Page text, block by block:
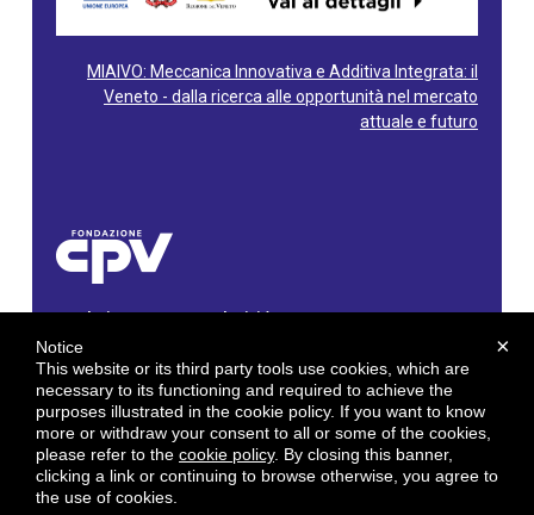
MIAIVO: Meccanica Innovativa e Additiva Integrata: il
Veneto - dalla ricerca alle opportunità nel mercato
attuale e futuro
Via Gioacchino Rossini, 60 - 36100 Vicenza - Italy
Tel. 0444/960500 - Fax 0444/1932220
C.F. e P. IVA: 02429800242
E-mail:info@cpv.org
E-mail certificata PEC: pec.cpv@legalmail.it
byGruppo 4 srl
×
Notice
This website or its third party tools use cookies, which are
necessary to its functioning and required to achieve the
purposes illustrated in the cookie policy. If you want to know
more or withdraw your consent to all or some of the cookies,
please refer to the cookie policy. By closing this banner,
clicking a link or continuing to browse otherwise, you agree to
the use of cookies.